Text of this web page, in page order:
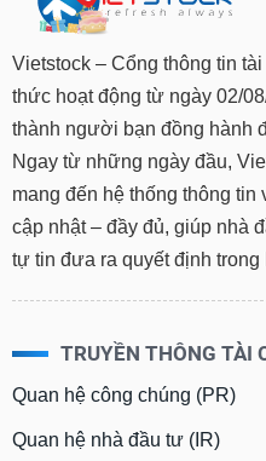
Vietstock – Cổng thông tin
thức hoạt động từ ngày 02/
thành người bạn đồng hành
Ngay từ những ngày đầu,
mang đến hệ thống thông
cập nhật – đầy đủ, giúp nhà
tự tin đưa ra quyết định
TRUYỀN THÔNG TÀI
Quan hệ công chúng (PR)
Quan hệ nhà đầu tư (IR)